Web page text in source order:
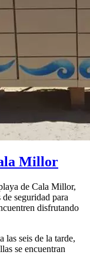
Millor
de Cala Millor,
seguridad para
disfrutando
las seis de la tarde,
se encuentran